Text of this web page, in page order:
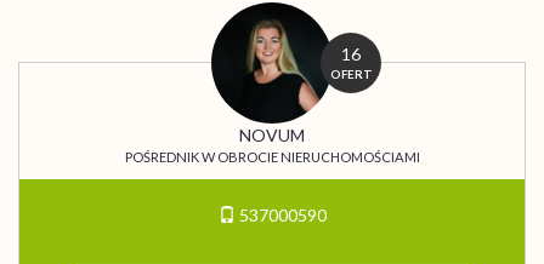
16
OFERT
NOVUM
POŚREDNIK W OBROCIE NIERUCHOMOŚCIAMI
537000590